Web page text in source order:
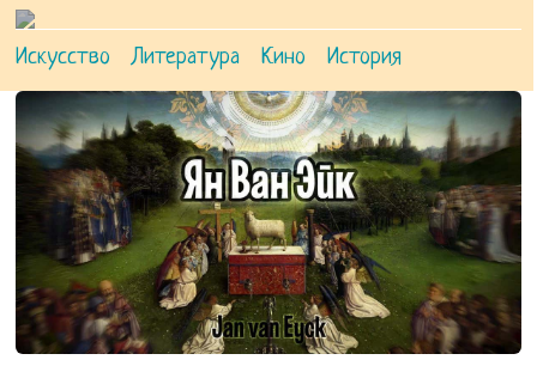
Искусство Литература Кино История